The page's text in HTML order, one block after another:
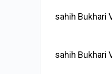
sahih Bukhari
sahih Bukhari